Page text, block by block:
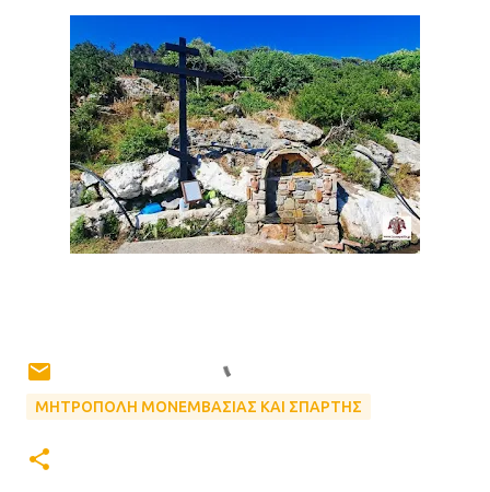
ΜΗΤΡΟΠΟΛΗ ΜΟΝΕΜΒΑΣΙΑΣ ΚΑΙ ΣΠΑΡΤΗΣ